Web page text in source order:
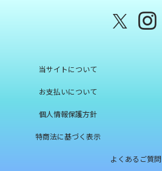
当サイトについて
お支払いについて
個人情報保護方針
特商法に基づく表示
よくあるご質問